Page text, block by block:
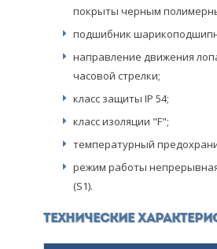
покрыты черным
подшибник
направление движения
часовой стрелки;
класс защиты IP 54;
класс изоляции "F";
температурный
режим работы
(S1).
Технические